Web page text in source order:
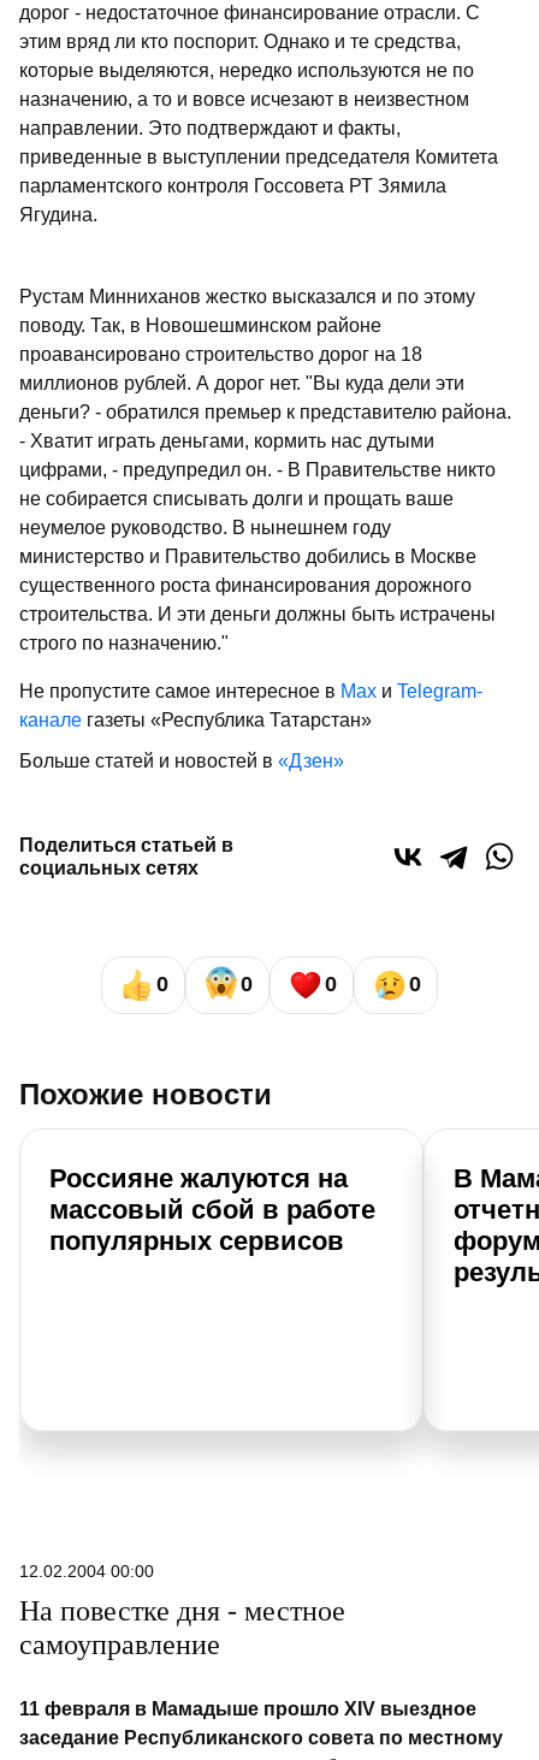
дорог - недостаточное финансирование отрасли. С
этим вряд ли кто поспорит. Однако и те средства,
которые выделяются, нередко используются не по
назначению, а то и вовсе исчезают в неизвестном
направлении. Это подтверждают и факты,
приведенные в выступлении председателя Комитета
парламентского контроля Госсовета РТ Зямила
Ягудина.
Рустам Минниханов жестко высказался и по этому
поводу. Так, в Новошешминском районе
проавансировано строительство дорог на 18
миллионов рублей. А дорог нет. "Вы куда дели эти
деньги? - обратился премьер к представителю района.
- Хватит играть деньгами, кормить нас дутыми
цифрами, - предупредил он. - В Правительстве никто
не собирается списывать долги и прощать ваше
неумелое руководство. В нынешнем году
министерство и Правительство добились в Москве
существенного роста финансирования дорожного
строительства. И эти деньги должны быть истрачены
строго по назначению."
Не пропустите самое интересное в Max и Telegram-
канале газеты «Республика Татарстан»
Больше статей и новостей в «Дзен»
Поделиться статьей в
социальных сетях
0 0 0 0
Похожие новости
Россияне жалуются на
массовый сбой в работе
популярных сервисов
В
12.02.2004 00:00
На повестке дня - местное
самоуправление
11 февраля в Мамадыше прошло XIV выездное
заседание Республиканского совета по местному